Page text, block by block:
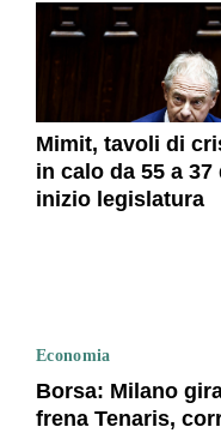
Mimit, tavoli di
in calo da 55 a 37
inizio legislatura
Economia
Borsa: Milano
frena Tenaris,